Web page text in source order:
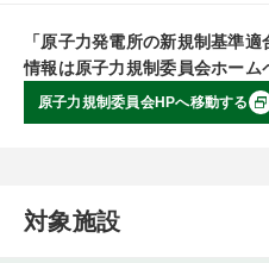
「原子力発電所の新規制基準
情報は原子力規制委員会ホーム
原子力規制委員会HPへ移動する
対象施設